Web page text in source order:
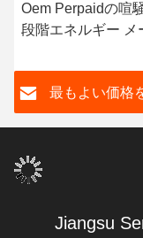
Oem Perpaidの喧
段階エネルギー メ
メートル50Hz
最もよい価格
Jiangsu